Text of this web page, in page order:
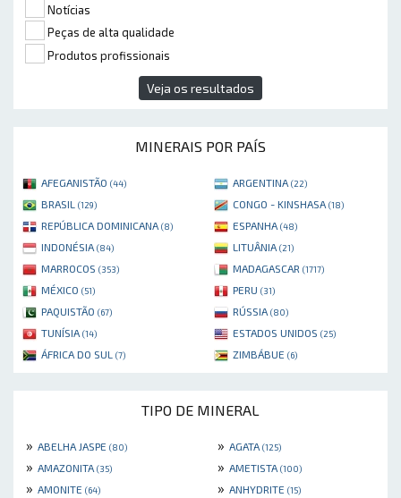
Notícias
Peças de alta qualidade
Produtos profissionais
Veja os resultados
MINERAIS POR PAÍS
AFEGANISTÃO (44) ARGENTINA (22)
BRASIL (129) CONGO - KINSHASA (18)
REPÚBLICA DOMINICANA (8) ESPANHA (48)
INDONÉSIA (84) LITUÂNIA (21)
MARROCOS (353) MADAGASCAR (1717)
MÉXICO (51) PERU (31)
PAQUISTÃO (67) RÚSSIA (80)
TUNÍSIA (14) ESTADOS UNIDOS (25)
ÁFRICA DO SUL (7) ZIMBÁBUE (6)
TIPO DE MINERAL
» ABELHA JASPE (80) » AGATA (125)
» AMAZONITA (35) » AMETISTA (100)
» AMONITE (64) » ANHYDRITE (15)